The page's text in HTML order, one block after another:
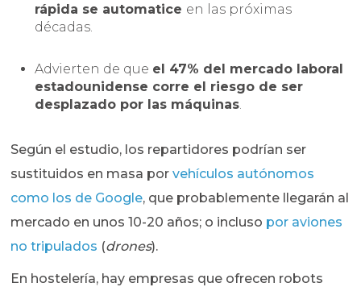
rápida se automatice en las próximas
décadas.
Advierten de que el 47% del mercado laboral
estadounidense corre el riesgo de ser
desplazado por las máquinas
Según el estudio, los repartidores podrían ser
sustituidos en masa porvehículos autónomos
como los de Google, que probablemente llegarán al
mercado en unos 10-20 años; o incluso por aviones
no tripulados (drones).
En hostelería, hay empresas que ofrecen robots